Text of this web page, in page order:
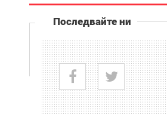
Последвайте ни